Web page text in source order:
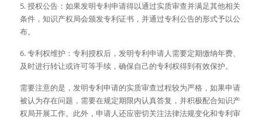
5. 授权公告：如果发明专利申请得以通过实质审查并满足其他相关
条件，知识产权局会颁发专利证书，并通过专利公告的形式予以公
布。
6. 专利权维护：专利授权后，发明专利申请人需要定期缴纳年费、
及时进行转让或许可等手续，确保自己的专利权得到有效保护。
需要注意的是，发明专利申请的实质审查过程较为严格，如果申请
被认为存在问题，需要在规定期限内认真答复，并积极配合知识产
权局开展工作。此外，申请人还应密切关注法律法规变化和专利审